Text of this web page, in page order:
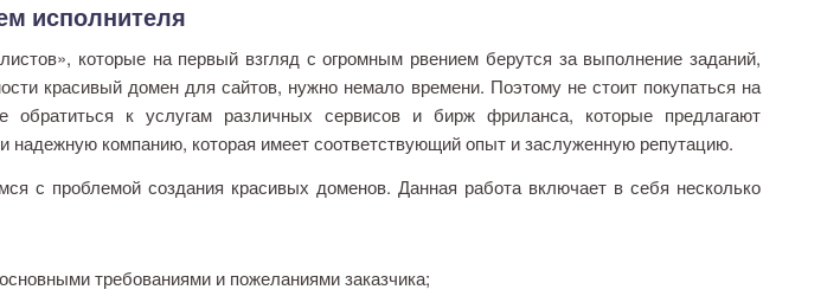
исполнителя
которые на первый взгляд с огромным рвением берутся за выполнение заданий,
красивый домен для сайтов, нужно немало времени. Поэтому не стоит покупаться на
к услугам различных сервисов и бирж фриланса, которые предлагают
компанию, которая имеет соответствующий опыт и заслуженную репутацию.
проблемой создания красивых доменов. Данная работа включает в себя несколько
требованиями и пожеланиями заказчика;